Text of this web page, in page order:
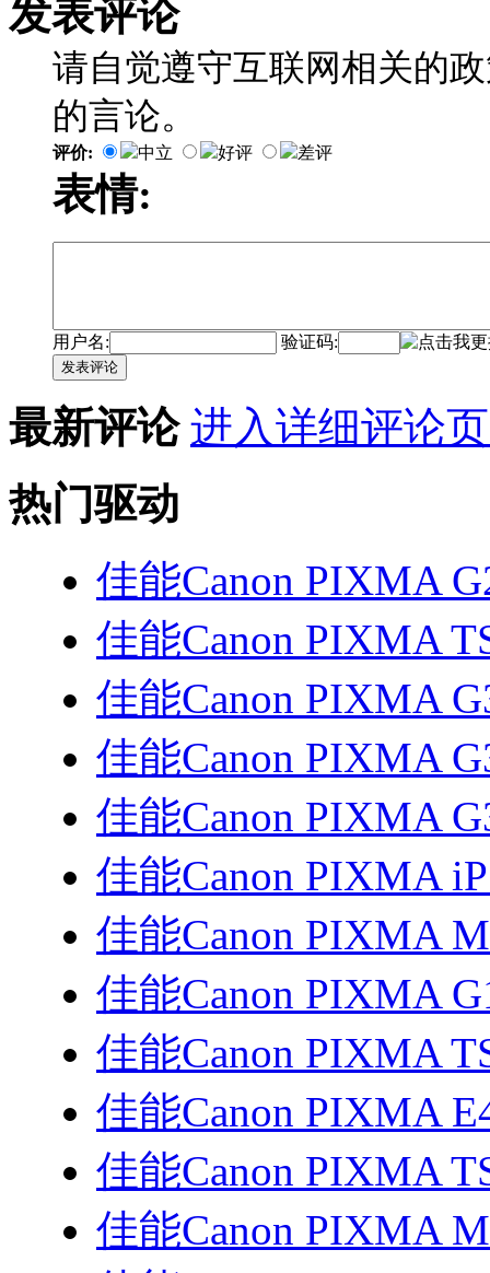
发表评论
请自觉遵守互联网相关的
的言论。
评价: 中立 好评 差评
表情:
用户名: 验证码:
发表评论
最新评论 进入详细评论
热门驱动
佳能Canon PIXMA
佳能Canon PIXMA
佳能Canon PIXMA
佳能Canon PIXMA
佳能Canon PIXMA
佳能Canon PIXMA
佳能Canon PIXMA
佳能Canon PIXMA
佳能Canon PIXMA
佳能Canon PIXMA
佳能Canon PIXMA
佳能Canon PIXMA